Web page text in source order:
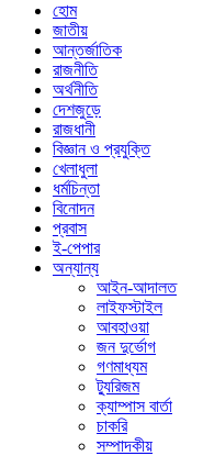
হোম
জাতীয়
আন্তর্জাতিক
রাজনীতি
অর্থনীতি
দেশজুড়ে
রাজধানী
বিজ্ঞান ও প্রযুক্তি
খেলাধুলা
ধর্মচিন্তা
বিনোদন
প্রবাস
ই-পেপার
অন্যান্য
আইন-আদালত
লাইফস্টাইল
আবহাওয়া
জন দুর্ভোগ
গণমাধ্যম
ট্যুরিজম
ক্যাম্পাস বার্তা
চাকরি
সম্পাদকীয়